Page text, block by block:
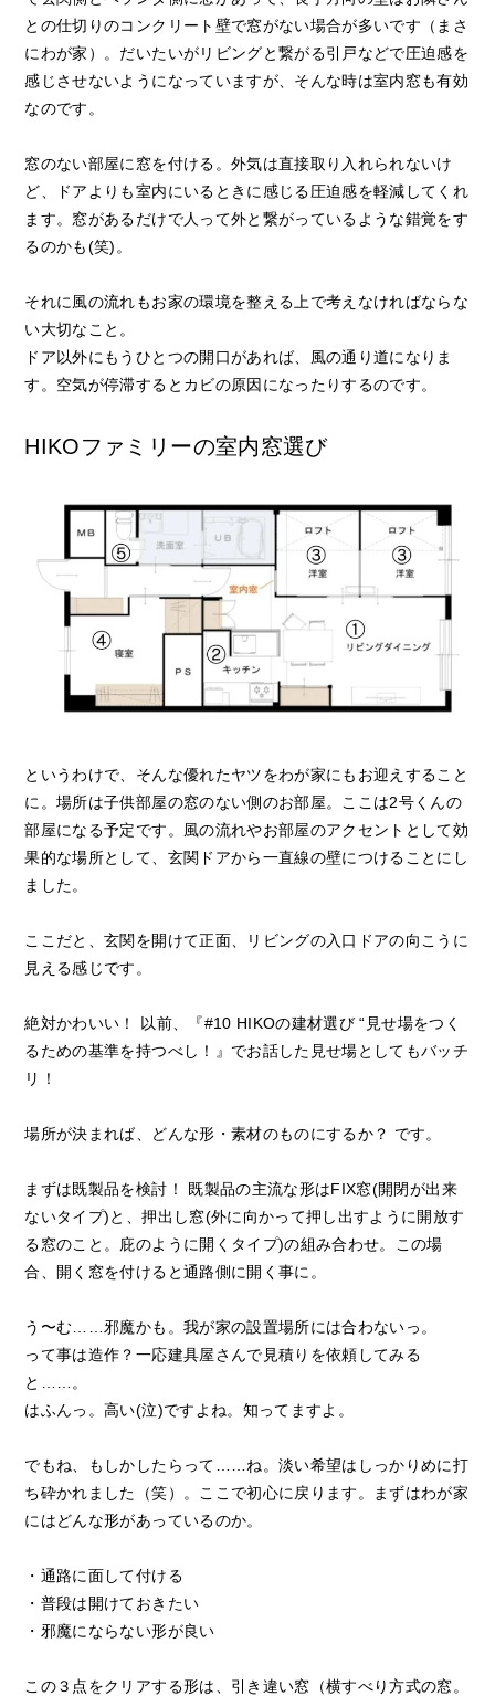
との仕切りのコンクリート壁で窓がない場合が多いです（まさ
にわが家）。だいたいがリビングと繋がる引戸などで圧迫感を
感じさせないようになっていますが、そんな時は室内窓も有効
なのです。
窓のない部屋に窓を付ける。外気は直接取り入れられないけ
ど、ドアよりも室内にいるときに感じる圧迫感を軽減してくれ
ます。窓があるだけで人って外と繋がっているような錯覚をす
るのかも(笑)。
それに風の流れもお家の環境を整える上で考えなければならな
い大切なこと。
ドア以外にもうひとつの開口があれば、風の通り道になりま
す。空気が停滞するとカビの原因になったりするのです。
HIKOファミリーの室内窓選び
というわけで、そんな優れたヤツをわが家にもお迎えすること
に。場所は子供部屋の窓のない側のお部屋。ここは2号くんの
部屋になる予定です。風の流れやお部屋のアクセントとして効
果的な場所として、玄関ドアから一直線の壁につけることにし
ました。
ここだと、玄関を開けて正面、リビングの入口ドアの向こうに
見える感じです。
絶対かわいい！ 以前、『#10 HIKOの建材選び “見せ場をつく
るための基準を持つべし！』でお話した見せ場としてもバッチ
リ！
場所が決まれば、どんな形・素材のものにするか？ です。
まずは既製品を検討！ 既製品の主流な形はFIX窓(開閉が出来
ないタイプ)と、押出し窓(外に向かって押し出すように開放す
る窓のこと。庇のように開くタイプ)の組み合わせ。この場
合、開く窓を付けると通路側に開く事に。
う〜む……邪魔かも。我が家の設置場所には合わないっ。
って事は造作？一応建具屋さんで見積りを依頼してみる
と……。
はふんっ。高い(泣)ですよね。知ってますよ。
でもね、もしかしたらって……ね。淡い希望はしっかりめに打
ち砕かれました（笑）。ここで初心に戻ります。まずはわが家
にはどんな形があっているのか。
・通路に面して付ける
・普段は開けておきたい
・邪魔にならない形が良い
この３点をクリアする形は、引き違い窓（横すべり方式の窓。